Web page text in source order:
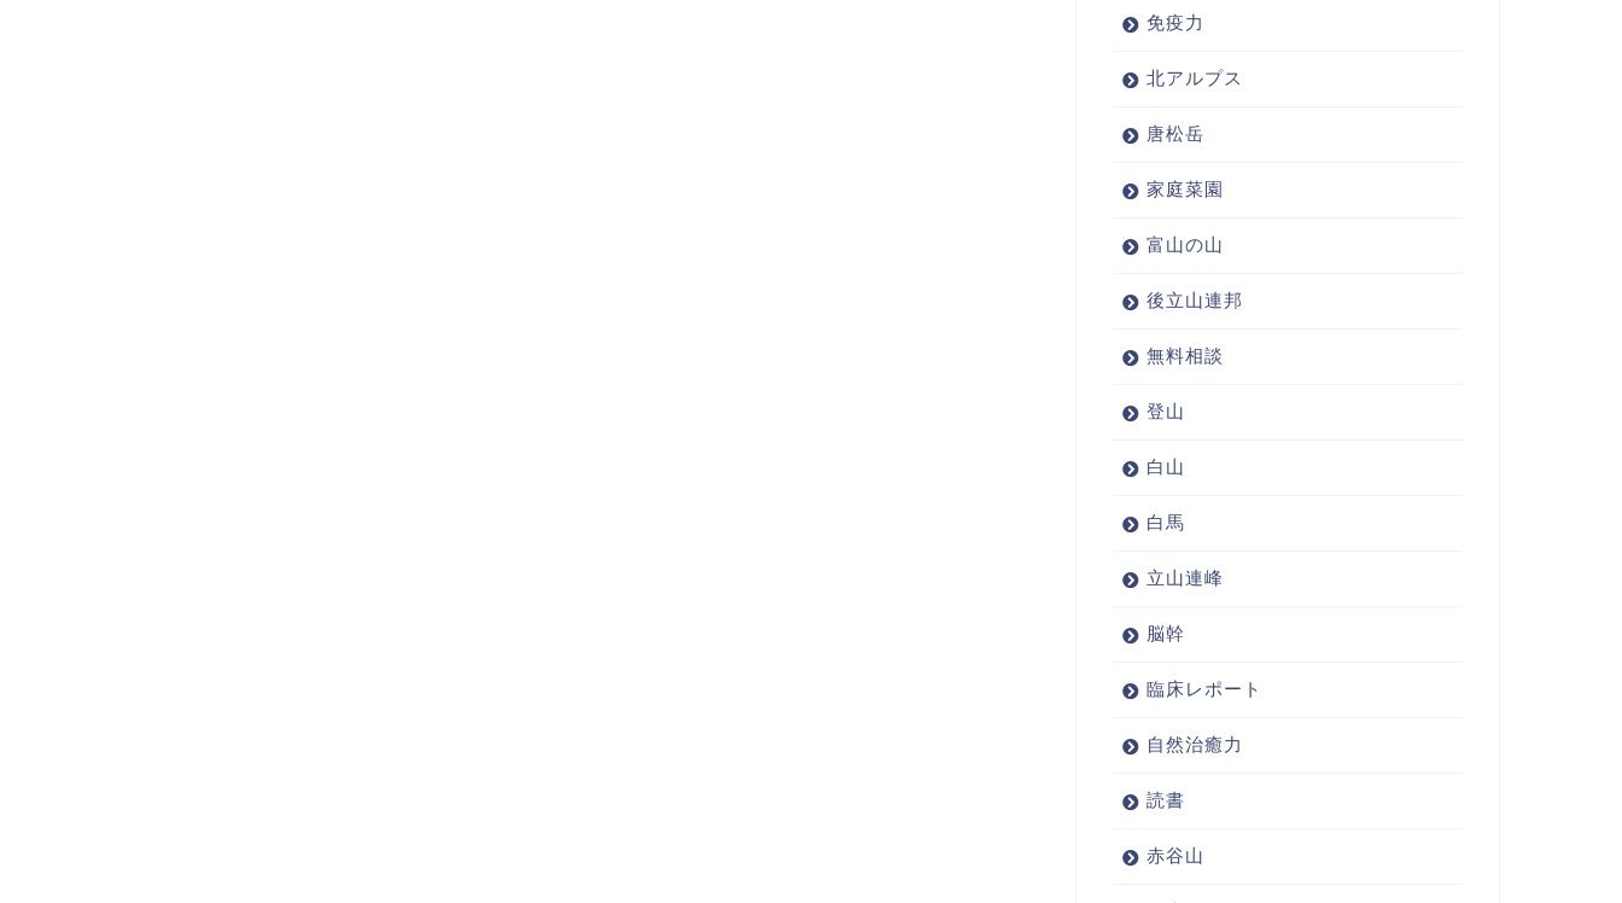
免疫力
北アルプス
唐松岳
家庭菜園
富山の山
後立山連邦
無料相談
登山
白山
白馬
立山連峰
脳幹
臨床レポート
自然治癒力
読書
赤谷山